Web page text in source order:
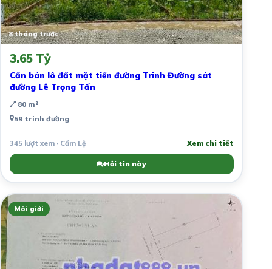
8 tháng trước
3.65 Tỷ
Cần bán lô đất mặt tiền đường Trinh Đường sát
đường Lê Trọng Tấn
80 m²
59 trinh đường
345 lượt xem · Cẩm Lệ Xem chi tiết
Hỏi tin này
Môi giới